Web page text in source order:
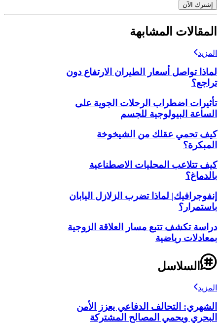
إشترك الآن
المقالات المشابهة
المزيد
لماذا تواصل أسعار الطيران الارتفاع دون
تراجع؟
تأثيرات اضطراب الرحلات الجوية على
الساعة البيولوجية للجسم
كيف تحمي عقلك من الشيخوخة
المبكرة؟
كيف تتلاعب المحليات الاصطناعية
بالدماغ؟
إنفوجرافيك| لماذا تضرب الزلازل اليابان
باستمرار؟
دراسة تكشف تتبع مسار العلاقة الزوجية
بمعادلات رياضية
السلاسل
المزيد
الشهري: التحالف الدفاعي يعزز الأمن
البحري ويحمي المصالح المشتركة